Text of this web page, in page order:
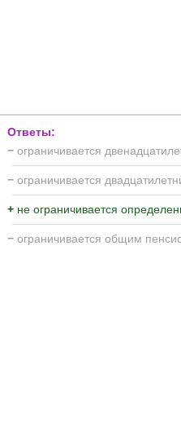
Ответы:
− ограничивается
− ограничивается
+ не ограничивается
− ограничивается общим